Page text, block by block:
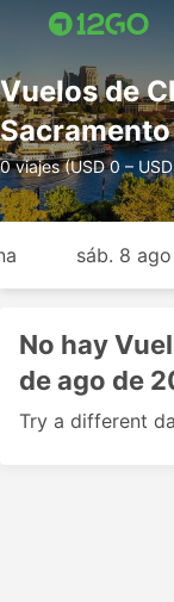
Vuelos de
0 viajes (USD 0 –
sáb. 8 ago
No hay
de ago de
Try a different